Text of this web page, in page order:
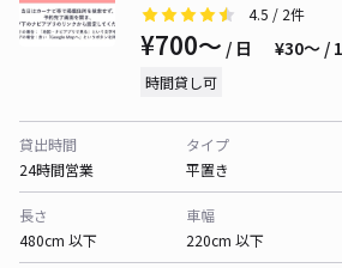
4.5 / 2件
¥700〜 / 日 ¥30〜 /
時間貸し可
貸出時間
24時間営業
タイプ
平置き
長さ
480cm 以下
車幅
220cm 以下